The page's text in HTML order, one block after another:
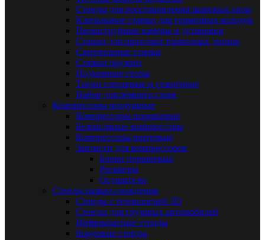
Стенды для восстановления шаровых опор
Клепальные станки для тормозных колодок
Пескоструйные камеры и установки
Станки для проточки тормозных дисков
Сверлильные станки
Стяжки пружин
Подъемные столы
Тиски слесарные и станочные
Набор для ремонта стоек
Компрессоры воздушные
Компрессоры поршневые
Безмасляные компрессоры
Компрессоры винтовые
Запчасти для компрессоров
Блоки поршневые
Ресиверы
Осушители
Стенды развал-схождения
Стенды с технологией 3D
Стенды для грузовых автомобилей
Инфракрасные стенды
Кордовые стенды